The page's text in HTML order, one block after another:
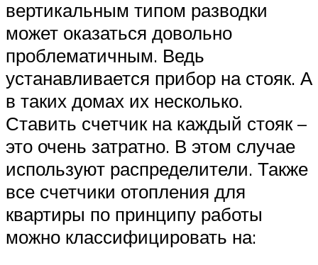
вертикальным типом разводки
может оказаться довольно
проблематичным. Ведь
устанавливается прибор на стояк. А
в таких домах их несколько.
Ставить счетчик на каждый стояк –
это очень затратно. В этом случае
используют распределители. Также
все счетчики отопления для
квартиры по принципу работы
можно классифицировать на: